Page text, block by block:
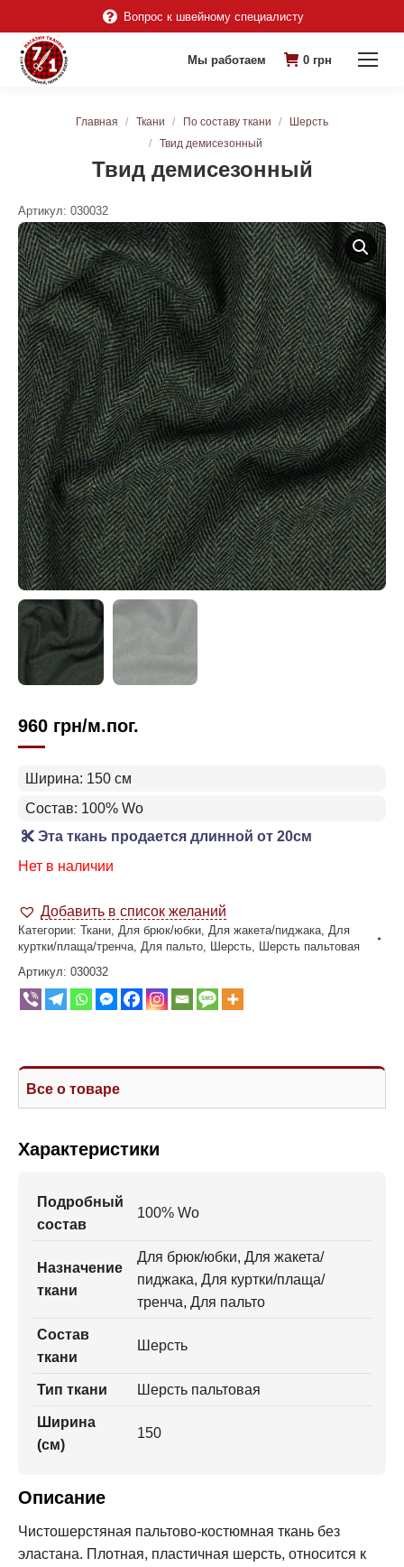
Вопрос к швейному специалисту
Мы работаем 0 грн
Твид демисезонный
Вы здесь:Главная Ткани По составу ткани
Шерсть
Твид демисезонный
Артикул: 030032
960 грн/м.пог.
Ширина: 150 см
Состав: 100% Wo
Эта ткань продается длинной от 20см
Нет в наличии
Добавить в список желаний
Категории: Ткани Для брюк/юбки Для жакета/пиджака Для
куртки/плаща/тренча Для пальто Шерсть Шерсть пальтовая
Артикул: 030032
Все о товаре
Характеристики
Подробный
состав
100% Wo
Назначение
ткани
Для брюк/юбки, Для жакета/
пиджака, Для куртки/плаща/
тренча, Для пальто
Состав
ткани
Шерсть
Тип ткани Шерсть пальтовая
Ширина
(см)
150
Описание
Чистошерстяная пальтово-костюмная ткань без
эластана. Плотная, пластичная шерсть, относится к